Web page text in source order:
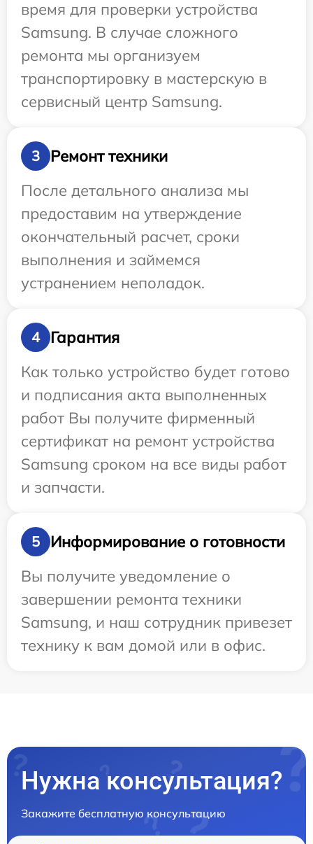
время для проверки устройства
Samsung. В случае сложного
ремонта мы организуем
транспортировку в мастерскую в
сервисный центр Samsung.
3
Ремонт техники
После детального анализа мы
предоставим на утверждение
окончательный расчет, сроки
выполнения и займемся
устранением неполадок.
4
Гарантия
Как только устройство будет готово
и подписания акта выполненных
работ Вы получите фирменный
сертификат на ремонт устройства
Samsung сроком на все виды работ
и запчасти.
5
Информирование о готовности
Вы получите уведомление о
завершении ремонта техники
Samsung, и наш сотрудник привезет
технику к вам домой или в офис.
Нужна консультация?
Закажите бесплатную консультацию